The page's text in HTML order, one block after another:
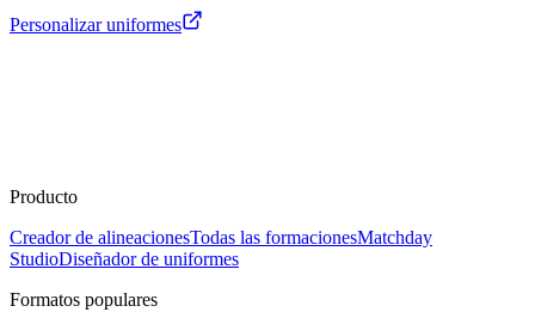
Personalizar uniformes
Producto
Creador de alineacionesTodas las formacionesMatchday
StudioDiseñador de uniformes
Formatos populares